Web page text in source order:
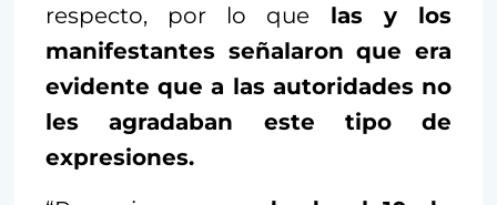
respecto, por lo que las y los
manifestantes señalaron que era
evidente que a las autoridades no
les agradaban este tipo de
expresiones.